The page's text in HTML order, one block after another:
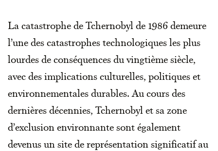
La catastrophe de Tchernobyl de 1986 demeure
l’une des catastrophes technologiques les plus
lourdes de conséquences du vingtième siècle,
avec des implications culturelles, politiques et
environnementales durables. Au cours des
dernières décennies, Tchernobyl et sa zone
d’exclusion environnante sont également
devenus un site de représentation significatif au